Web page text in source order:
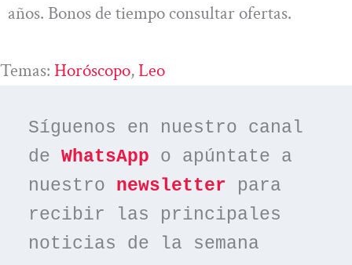
años. Bonos de tiempo consultar ofertas.
Temas: Horóscopo, Leo
Síguenos en nuestro canal
de WhatsApp o apúntate a
nuestro newsletter para
recibir las principales
noticias de la semana